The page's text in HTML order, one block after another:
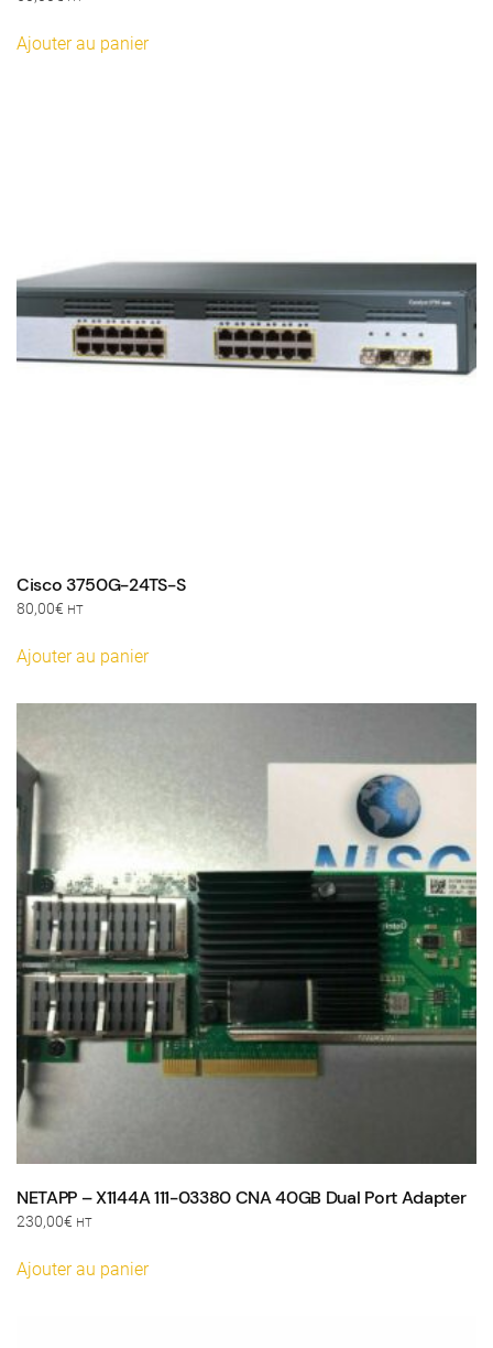
Ajouter au panier
Cisco 3750G-24TS-S
80,00€ HT
Ajouter au panier
NETAPP – X1144A 111-03380 CNA 40GB Dual Port Adapter
230,00€ HT
Ajouter au panier